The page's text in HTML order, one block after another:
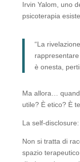
Irvin Yalom, uno
psicoterapia
“La
è onesta,
Ma allora…
utile? È etico? È
La self-
Non si tratta di
spazio